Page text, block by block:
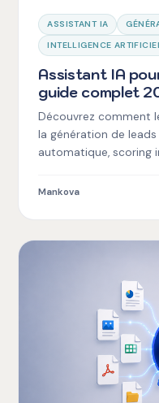
ASSISTANT IA
INTELLIGENCE
Assistant IA
guide complet
Découvrez comment
la génération de
automatique, scoring
Mankova